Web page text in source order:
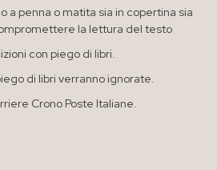
a penna o matita sia in copertina sia
la lettura del testo
con piego di libri.
di libri verranno ignorate.
Crono Poste Italiane.